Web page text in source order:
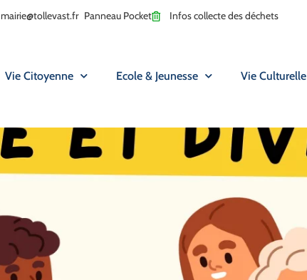
mairie@tollevast.fr Panneau Pocket Infos collecte des déchets
Vie Citoyenne Ecole & Jeunesse Vie Culturelle